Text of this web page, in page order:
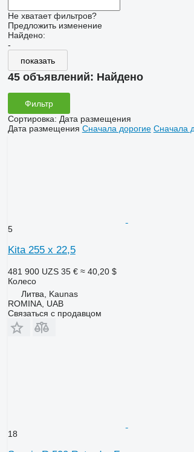
Не хватает фильтров?
Предложить изменение
Найдено:
-
показать
45 объявлений: Найдено
Фильтр
Сортировка: Дата размещения
Дата размещения Сначала дорогие Сначала
5
Kita 255 x 22,5
481 900 UZS 35 € ≈ 40,20 $
Колесо
Литва, Kaunas
ROMINA, UAB
Связаться с продавцом
18